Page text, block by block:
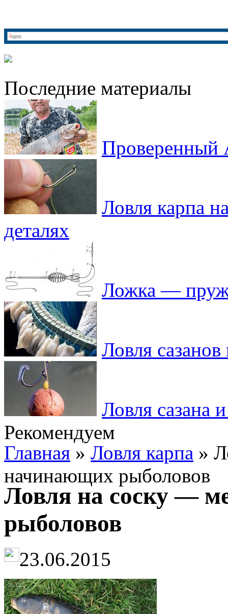
Последние материалы
Проверенный
Ловля карпа
деталях
Ложка —
Ловля
Ловля сазана
Рекомендуем
Главная » Ловля карпа »
начинающих рыболовов
Ловля на соску —
рыболовов
23.06.2015